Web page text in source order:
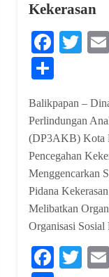
Kekerasan
Balikpapan –
Perlindungan
(DP3AKB) Kota
Pencegahan
Menggencarkan
Pidana
Melibatkan
Organisasi